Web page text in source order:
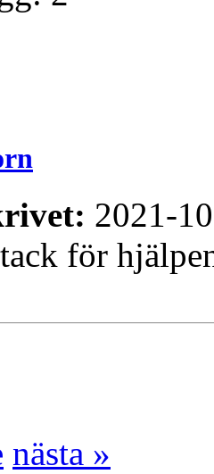
2021-
för
nästa »